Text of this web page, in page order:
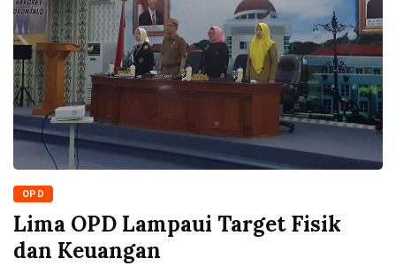
OPD
Lima OPD Lampaui Target Fisik
dan Keuangan